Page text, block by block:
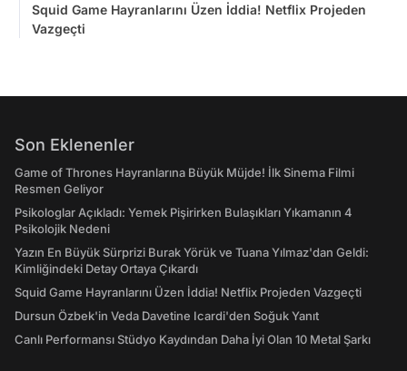
Squid Game Hayranlarını Üzen İddia! Netflix Projeden
Vazgeçti
Son Eklenenler
Game of Thrones Hayranlarına Büyük Müjde! İlk Sinema Filmi
Resmen Geliyor
Psikologlar Açıkladı: Yemek Pişirirken Bulaşıkları Yıkamanın 4
Psikolojik Nedeni
Yazın En Büyük Sürprizi Burak Yörük ve Tuana Yılmaz'dan Geldi:
Kimliğindeki Detay Ortaya Çıkardı
Squid Game Hayranlarını Üzen İddia! Netflix Projeden Vazgeçti
Dursun Özbek'in Veda Davetine Icardi'den Soğuk Yanıt
Canlı Performansı Stüdyo Kaydından Daha İyi Olan 10 Metal Şarkı